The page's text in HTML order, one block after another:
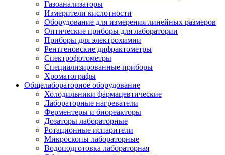
Газоанализаторы
Измерители кислотности
Оборудование для измерения линейных размеров
Оптические приборы для лаборатории
Приборы для электрохимии
Рентгеновские дифрактометры
Спектрофотометры
Специализированные приборы
Хроматографы
Общелабораторное оборудование
Холодильники фармацевтические
Лабораторные нагреватели
Ферментеры и биореакторы
Дозаторы лабораторные
Ротационные испарители
Микроскопы лабораторные
Водоподготовка лабораторная